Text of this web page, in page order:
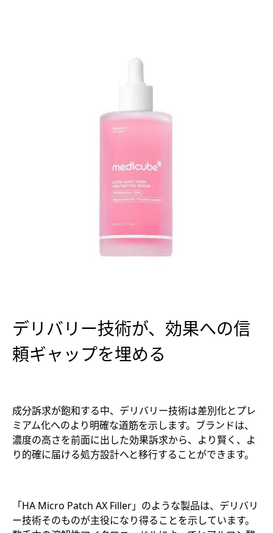
デリバリー技術が、効果への信
頼ギャップを埋める
成分訴求が飽和する中、デリバリー技術は差別化とプレ
ミアム化へのより明確な道筋を示します。ブランドは、
濃度の高さを前面に出した効果訴求から、より賢く、よ
り的確に届ける処方設計へと移行することができます。
「HA Micro Patch AX Filler」のような製品は、デリバリ
ー技術そのものが主役になり得ることを示しています。